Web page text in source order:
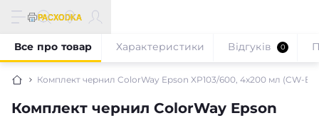
Комплект чернил ColorWay Epson XP103/600, 4x200 мл (CW-
Комплект чернил ColorWay Epson
Все про товар Характеристики Відгуків 0